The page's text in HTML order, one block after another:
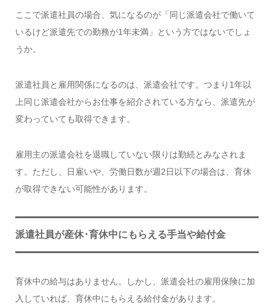
ここで派遣社員の場合、気になるのが「同じ派遣会社で働いて
いるけど派遣先での勤務が1年未満」という方ではないでしょ
うか。
派遣社員と雇用関係になるのは、派遣会社です。つまり1年以
上同じ派遣会社からお仕事を紹介されている方なら、派遣先が
変わっていても取得できます。
雇用主の派遣会社を退職していない限りは勤続とみなされま
す。ただし、日雇いや、労働日数が週2日以下の場合は、育休
が取得できない可能性があります。
派遣社員が産休･育休中にもらえる手当や給付金
育休中の給与はありません。しかし、派遣会社の雇用保険に加
入していれば、育休中にもらえる給付金があります。